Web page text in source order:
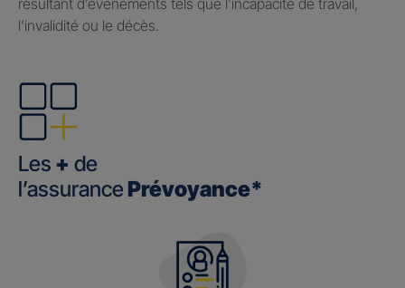
résultant d’événements tels que l’incapacité de travail,
l’invalidité ou le décès.
Les + de
l’assurance Prévoyance*